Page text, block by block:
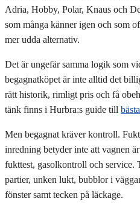
Adria, Hobby, Polar, Knaus och
som många känner igen och som
mer udda alternativ.
Det är ungefär samma logik som
begagnatköpet är inte alltid det
rätt historik, rimligt pris och få
tänk finns i Hurbra:s guide till
Men begagnat kräver kontroll.
inredning betyder inte att vagnen
fukttest, gasolkontroll och service.
partier, unken lukt, bubblor i
fönster samt tecken på läckage.